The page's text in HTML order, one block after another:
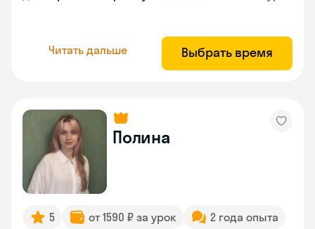
Читать дальше Выбрать время
Полина
5 от 1590 ₽ за урок
2 года опыта